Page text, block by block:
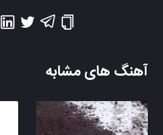
آهنگ های مشابه